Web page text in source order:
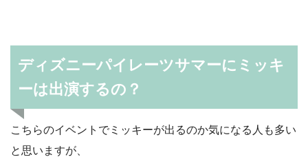
ディズニーパイレーツサマーにミッキ
ーは出演するの？
こちらのイベントでミッキーが出るのか気になる人も多い
と思いますが、